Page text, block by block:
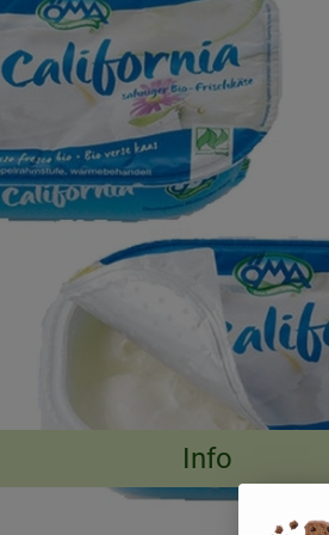
Info
Es wurden keine